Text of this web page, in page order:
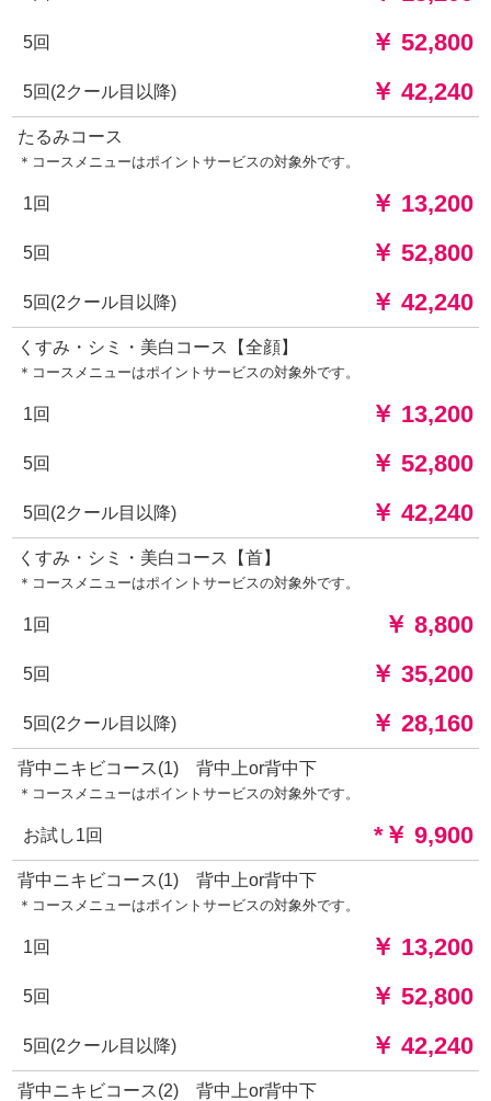
5回 ￥ 52,800
5回(2クール目以降) ￥ 42,240
たるみコース
＊コースメニューはポイントサービスの対象外です。
1回 ￥ 13,200
5回 ￥ 52,800
5回(2クール目以降) ￥ 42,240
くすみ・シミ・美白コース【全顔】
＊コースメニューはポイントサービスの対象外です。
1回 ￥ 13,200
5回 ￥ 52,800
5回(2クール目以降) ￥ 42,240
くすみ・シミ・美白コース【首】
＊コースメニューはポイントサービスの対象外です。
1回 ￥ 8,800
5回 ￥ 35,200
5回(2クール目以降) ￥ 28,160
背中ニキビコース(1) 背中上or背中下
＊コースメニューはポイントサービスの対象外です。
お試し1回 *￥ 9,900
背中ニキビコース(1) 背中上or背中下
＊コースメニューはポイントサービスの対象外です。
1回 ￥ 13,200
5回 ￥ 52,800
5回(2クール目以降) ￥ 42,240
背中ニキビコース(2) 背中上or背中下